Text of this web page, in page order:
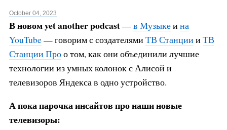
October 04, 2023
В новом yet another podcast—в Музыкеи на
YouTube— говорим с создателями ТВ Станции и ТВ
Станции Проо том, как они объединили лучшие
технологии из умных колонок с Алисой и
телевизоров Яндекса в одно устройство.
А пока парочка инсайтов про наши новые
телевизоры: